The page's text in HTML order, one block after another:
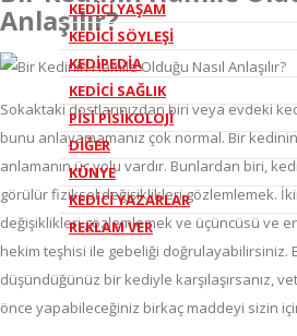
KEDİCİ YAŞAM
KEDİCİ SÖYLEŞİ
KEDİPEDİA
KEDİCİ SAĞLIK
PİSİ PİSİKOLOJİ
DİĞER
KÜNYE
KEDİCİ YAZARLAR
REKLAM VER
Anlaşılır?
Sokaktaki dostlarınızdan biri veya evdeki
bunu anlayamamanız çok normal. Bir kedinin
anlamanın üç yolu vardır. Bunlardan biri,
görülür fiziksel değişiklikleri gözlemlemek.
değişiklikleri gözlemlemek ve üçüncüsü ve
hekim teşhisi ile gebeliği doğrulayabilirsiniz.
düşündüğünüz bir kediyle karşılaşırsanız,
önce yapabileceğiniz birkaç maddeyi sizin